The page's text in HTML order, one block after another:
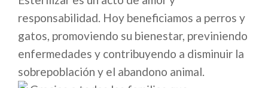
responsabilidad. Hoy beneficiamos a perros y
gatos, promoviendo su bienestar, previniendo
enfermedades y contribuyendo a disminuir la
sobrepoblación y el abandono animal.